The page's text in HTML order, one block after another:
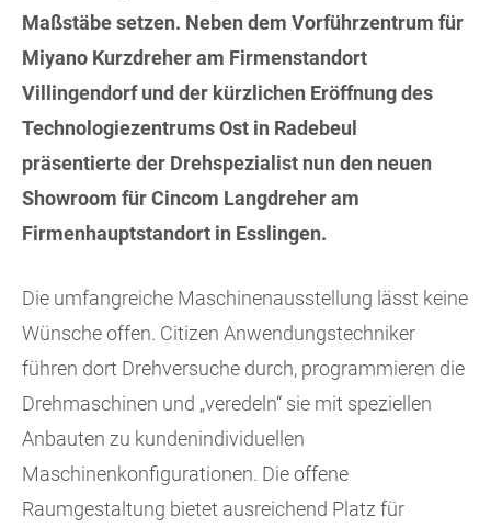
Maßstäbe setzen. Neben dem Vorführzentrum für
Miyano Kurzdreher am Firmenstandort
Villingendorf und der kürzlichen Eröffnung des
Technologiezentrums Ost in Radebeul
präsentierte der Drehspezialist nun den neuen
Showroom für Cincom Langdreher am
Firmenhauptstandort in Esslingen.
Die umfangreiche Maschinenausstellung lässt keine
Wünsche offen. Citizen Anwendungstechniker
führen dort Drehversuche durch, programmieren die
Drehmaschinen und „veredeln“ sie mit speziellen
Anbauten zu kundenindividuellen
Maschinenkonfigurationen. Die offene
Raumgestaltung bietet ausreichend Platz für